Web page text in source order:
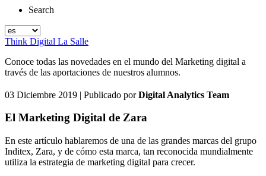
Search
Think Digital La Salle
Conoce todas las novedades en el mundo del Marketing digital a
través de las aportaciones de nuestros alumnos.
03 Diciembre 2019 | Publicado porDigital Analytics Team
El Marketing Digital de Zara
En este artículo hablaremos de una de las grandes marcas del grupo
Inditex, Zara, y de cómo esta marca, tan reconocida mundialmente
utiliza la estrategia de marketing digital para crecer.